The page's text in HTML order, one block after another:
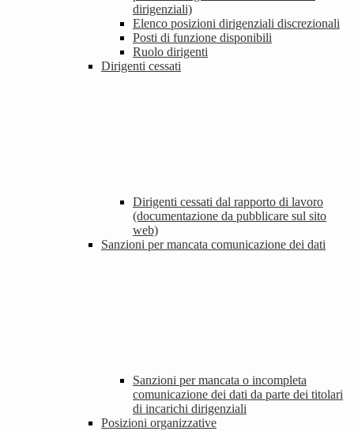
dirigenziali)
Elenco posizioni dirigenziali discrezionali
Posti di funzione disponibili
Ruolo dirigenti
Dirigenti cessati
Dirigenti cessati dal rapporto di lavoro
(documentazione da pubblicare sul sito
web)
Sanzioni per mancata comunicazione dei dati
Sanzioni per mancata o incompleta
comunicazione dei dati da parte dei titolari
di incarichi dirigenziali
Posizioni organizzative